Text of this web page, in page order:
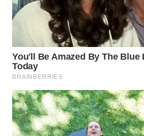
SERIBU
TANGERANG
WN
BINJAI
WN
CIREBON